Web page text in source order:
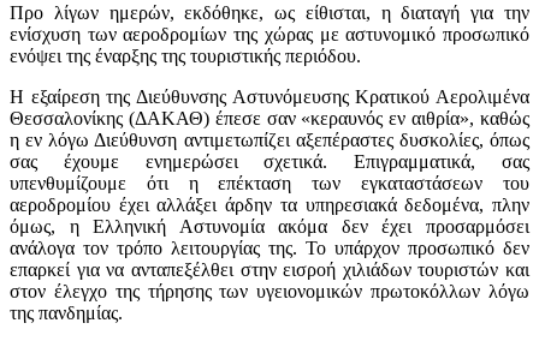
Προ λίγων ημερών, εκδόθηκε, ως είθισται, η διαταγή για την
ενίσχυση των αεροδρομίων της χώρας με αστυνομικό προσωπικό
ενόψει της έναρξης της τουριστικής περιόδου.
Η εξαίρεση της Διεύθυνσης Αστυνόμευσης Κρατικού Αερολιμένα
Θεσσαλονίκης (ΔΑΚΑΘ) έπεσε σαν «κεραυνός εν αιθρία», καθώς
η εν λόγω Διεύθυνση αντιμετωπίζει αξεπέραστες δυσκολίες, όπως
σας έχουμε ενημερώσει σχετικά. Επιγραμματικά, σας
υπενθυμίζουμε ότι η επέκταση των εγκαταστάσεων του
αεροδρομίου έχει αλλάξει άρδην τα υπηρεσιακά δεδομένα, πλην
όμως, η Ελληνική Αστυνομία ακόμα δεν έχει προσαρμόσει
ανάλογα τον τρόπο λειτουργίας της. Το υπάρχον προσωπικό δεν
επαρκεί για να ανταπεξέλθει στην εισροή χιλιάδων τουριστών και
στον έλεγχο της τήρησης των υγειονομικών πρωτοκόλλων λόγω
της πανδημίας.